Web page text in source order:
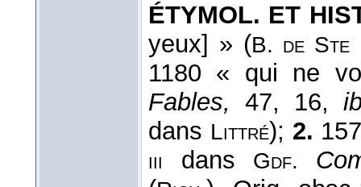
ÉTYMOL. ET
yeux] » (B. de Ste
1180 « qui ne
Fables,
47, 16,
dans Littré); 2.
iii dans Gdf.